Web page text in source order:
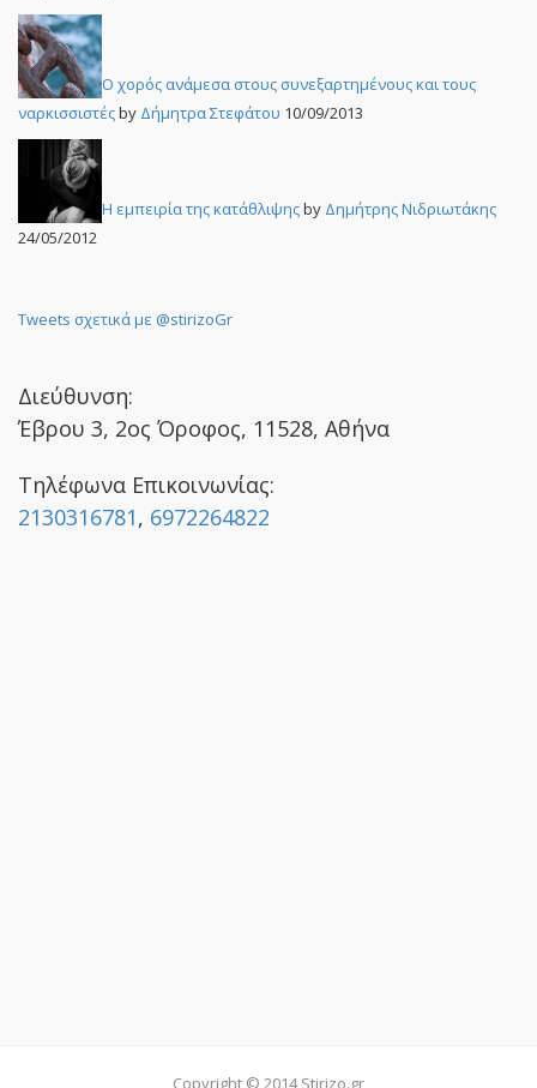
Ο χορός ανάμεσα στους συνεξαρτημένους και τους
ναρκισσιστέςby Δήμητρα Στεφάτου 10/09/2013
Η εμπειρία της κατάθλιψηςby Δημήτρης Νιδριωτάκης
24/05/2012
Tweets σχετικά με @stirizoGr
Διεύθυνση:
Έβρου 3, 2ος Όροφος, 11528, Αθήνα
Τηλέφωνα Επικοινωνίας:
2130316781, 6972264822
Copyright © 2014 Stirizo.gr